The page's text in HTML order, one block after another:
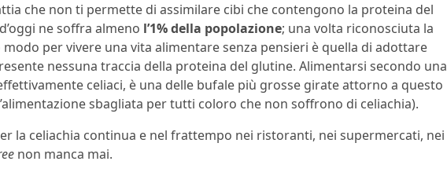
che non ti permette di assimilare cibi che contengono la proteina del
ne soffra almeno l’1% della popolazione; una volta riconosciuta la
modo per vivere una vita alimentare senza pensieri è quella di adottare
nessuna traccia della proteina del glutine. Alimentarsi secondo una
celiaci, è una delle bufale più grosse girate attorno a questo
sbagliata per tutti coloro che non soffrono di celiachia).
la celiachia continua e nel frattempo nei ristoranti, nei supermercati, nei
non manca mai.